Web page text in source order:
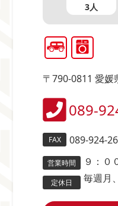
3人
〒790-0811 愛媛
089-
FAX 089-924-
営業時間 ９：０
定休日 毎週月